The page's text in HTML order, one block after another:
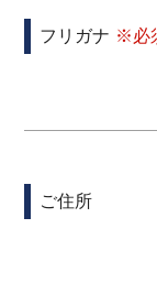
フリガナ
ご住所